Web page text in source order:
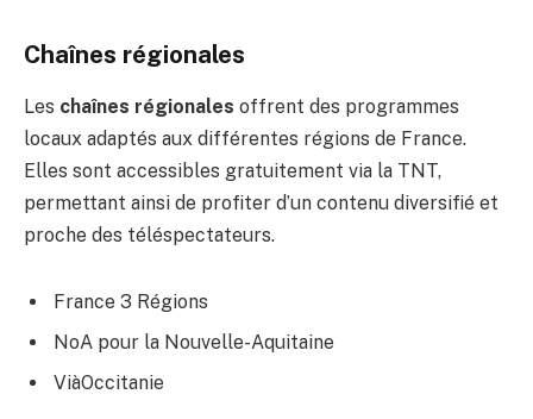
Chaînes régionales
Les chaînes régionales offrent des programmes
locaux adaptés aux différentes régions de France.
Elles sont accessibles gratuitement via la TNT,
permettant ainsi de profiter d’un contenu diversifié et
proche des téléspectateurs.
France 3 Régions
NoA pour la Nouvelle-Aquitaine
ViàOccitanie